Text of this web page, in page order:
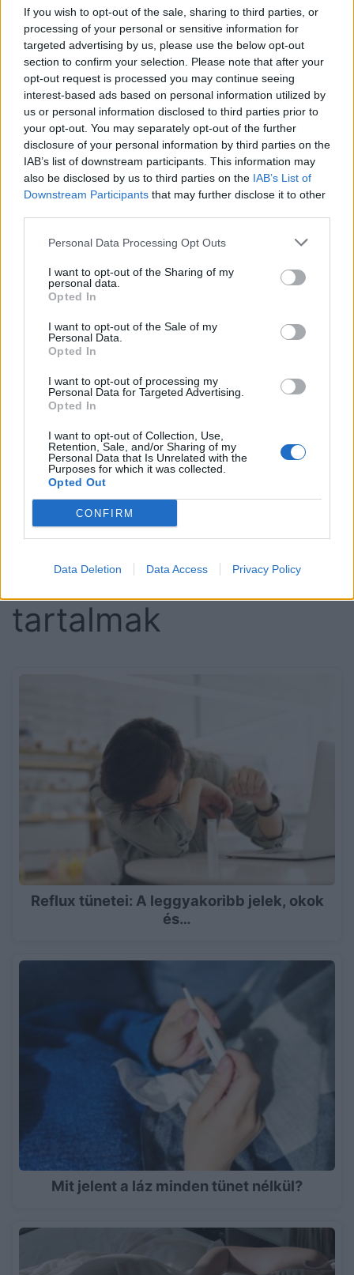
If you wish to opt-out of the sale, sharing to third parties, or
processing of your personal or sensitive information for
targeted advertising by us, please use the below opt-out
section to confirm your selection. Please note that after your
opt-out request is processed you may continue seeing
interest-based ads based on personal information utilized by
us or personal information disclosed to third parties prior to
your opt-out. You may separately opt-out of the further
disclosure of your personal information by third parties on the
IAB’s list of downstream participants. This information may
also be disclosed by us to third parties on the IAB’s List of
Downstream Participants that may further disclose it to other
Personal Data Processing Opt Outs
I want to opt-out of the Sharing of my
personal data.
Opted In
I want to opt-out of the Sale of my
Personal Data.
Opted In
I want to opt-out of processing my
Personal Data for Targeted Advertising.
Opted In
I want to opt-out of Collection, Use,
Retention, Sale, and/or Sharing of my
Personal Data that Is Unrelated with the
Purposes for which it was collected.
Opted Out
CONFIRM
Data Deletion Data Access Privacy Policy
pirózisnak, vagyis gyomorégésnek nevezünk.
A pirózis tehát egytünet, nem pedig egy önálló
betegség. Leggyakrabban agastrooesophagealis
reflux betegség (GERD)egyik vezető tünete, de
előfordulhat átmenetileg, például egy-egy nehezebb,
fűszeresebb étkezés után, túlzott alkoholfogyasztást
követően, vagy akár stressz hatására is, anélkül,
hogy krónikus refluxbetegségről lenne szó.
A pirózis intenzitása és gyakorisága egyénenként
változó lehet. Van, aki csak enyhe, ritkán jelentkező
kellemetlenséget tapasztal, míg másoknál súlyos,
panaszokat okozhat.
szót használja, vagy egy leleten olvasod, akkor tudd,
hogy ez a jól ismert, kellemetlen gyomorégésre utal,
amely a gyomorsav nyelőcsőbe való
visszaáramlásának a következménye. Ha ez a tünet
érdemes orvoshoz fordulni a pontos ok kiderítése és
a megfelelő kezelés megkezdése érdekében.
Kattints ide, és állítsd be az oldalt kedvenc
forrásodként a Google-ben!
Kapcsolódó
tartalmak
Reflux tünetei: A leggyakoribb jelek, okok
és…
Mit jelent a láz minden tünet nélkül?